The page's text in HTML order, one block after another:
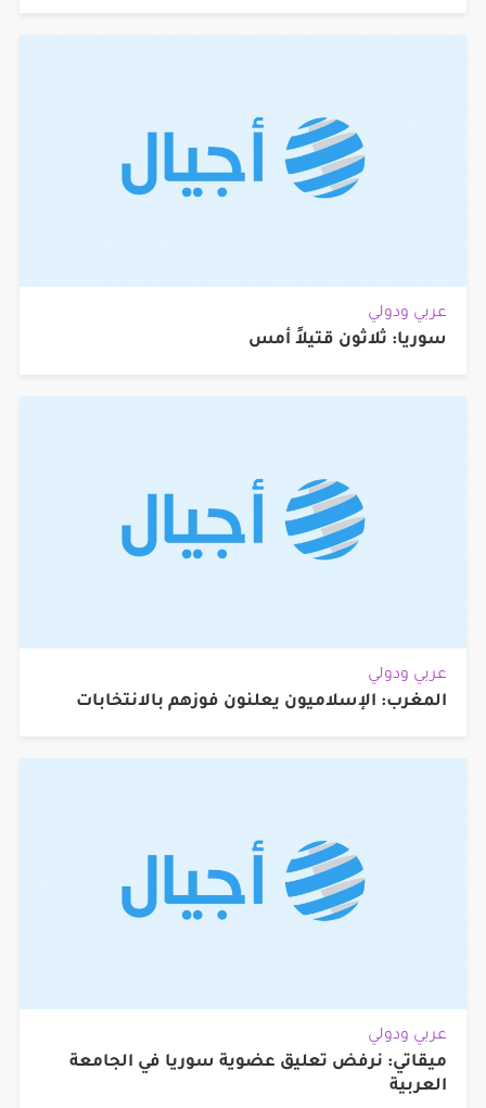
عربي ودولي
سوريا: ثلاثون قتيلاً أمس
عربي ودولي
المغرب: الإسلاميون يعلنون فوزهم بالانتخابات
عربي ودولي
ميقاتي: نرفض تعليق عضوية سوريا في الجامعة
العربية